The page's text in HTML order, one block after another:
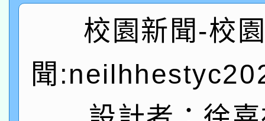
礎課程
A3數位素養講師名單
「數位內容與教學軟
pilot」
有關大陸委員會函釋公
薪期間赴陸應申請許可
轉知經濟部水利署委託
校園新聞-校
聞